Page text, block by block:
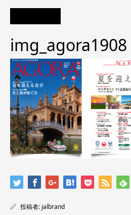
img_agora1908
投稿者: jalbrand